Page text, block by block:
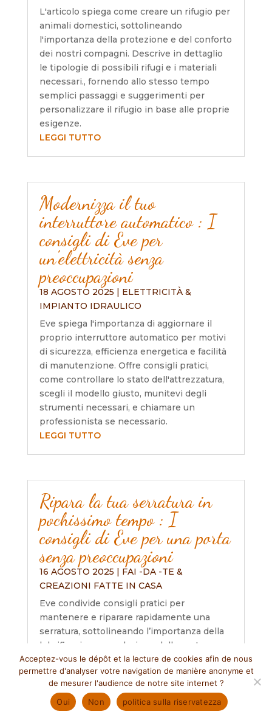
L'articolo spiega come creare un rifugio per
animali domestici, sottolineando
l'importanza della protezione e del conforto
dei nostri compagni. Descrive in dettaglio
le tipologie di possibili rifugi e i materiali
necessari., fornendo allo stesso tempo
semplici passaggi e suggerimenti per
personalizzare il rifugio in base alle proprie
esigenze.
LEGGI TUTTO
Modernizza il tuo
interruttore automatico : I
consigli di Eve per
un’elettricità senza
preoccupazioni
18 AGOSTO 2025 | ELETTRICITÀ &
IMPIANTO IDRAULICO
Eve spiega l'importanza di aggiornare il
proprio interruttore automatico per motivi
di sicurezza, efficienza energetica e facilità
di manutenzione. Offre consigli pratici,
come controllare lo stato dell'attrezzatura,
scegli il modello giusto, munitevi degli
strumenti necessari, e chiamare un
professionista se necessario.
LEGGI TUTTO
Ripara la tua serratura in
pochissimo tempo : I
consigli di Eve per una porta
senza preoccupazioni
16 AGOSTO 2025 | FAI -DA -TE &
CREAZIONI FATTE IN CASA
Eve condivide consigli pratici per
mantenere e riparare rapidamente una
serratura, sottolineando l’importanza della
lubrificazione, regolazione della porta e
pulizia regolare. Incoraggia inoltre le
persone a consultare le risorse online per
coloro che hanno appena iniziato e ricorda
loro l'importanza di rivolgersi a un
Acceptez-vous le dépôt et la lecture de cookies afin de nous
permettre d'analyser votre navigation de manière anonyme et
de mesurer l'audience de notre site internet ?
Oui
Non politica sulla riservatezza